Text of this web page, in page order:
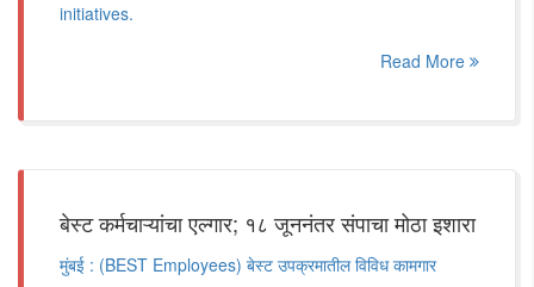
initiatives.
Read More
बेस्ट कर्मचाऱ्यांचा एल्गार; १८ जूननंतर संपाचा मोठा इशारा
मुंबई : (BEST Employees) बेस्ट उपक्रमातील विविध कामगार